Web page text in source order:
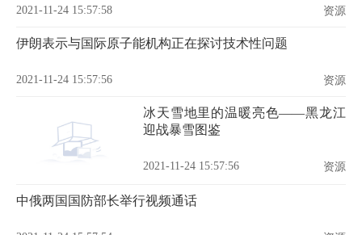
2021-11-24 15:57:58 资源
伊朗表示与国际原子能机构正在探讨技术性问题
2021-11-24 15:57:56 资源
冰天雪地里的温暖亮色——黑龙江
迎战暴雪图鉴
2021-11-24 15:57:56 资源
中俄两国国防部长举行视频通话